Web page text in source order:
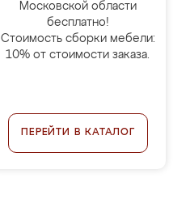
Московской области
бесплатно!
Стоимость сборки мебели:
10% от стоимости заказа.
ПЕРЕЙТИ В КАТАЛОГ